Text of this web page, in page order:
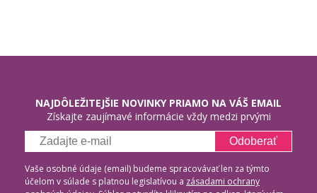
NAJDÔLEŽITEJŠIE NOVINKY PRIAMO NA VÁŠ EMAIL
Získajte zaujímavé informácie vždy medzi prvými
Odoberať
Vaše osobné údaje (email) budeme spracovávať len za týmto
účelom v súlade s platnou legislatívou a zásadami ochrany